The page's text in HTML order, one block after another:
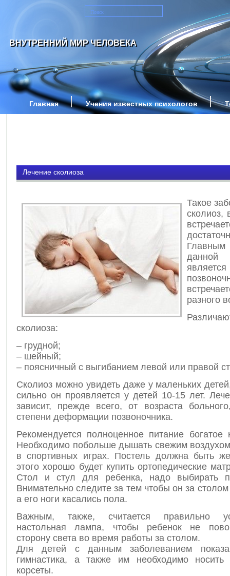
ВНУТРЕННИЙ МИР ЧЕЛОВЕКА
Главная Учения известных психологов
Лечение сколиоза
Такое
сколиоз,
разного
сколиоза:
– грудной;
– шейный;
– поясничный с выгибанием левой или правой
Сколиоз можно увидеть даже у маленьких
сильно он проявляется у детей 10-15 лет.
зависит, прежде всего, от возраста
степени деформации позвоночника.
Рекомендуется полноценное питание
Необходимо побольше дышать свежим
в спортивных играх. Постель должна быть
этого хорошо будет купить ортопедические
Стол и стул для ребенка, надо выбирать
Внимательно следите за тем чтобы он за
а его ноги касались пола.
Важным, также, считается правильно
настольная лампа, чтобы ребенок не
сторону света во время работы за столом.
Для детей с данным заболеванием
гимнастика, а также им необходимо носить
корсеты.